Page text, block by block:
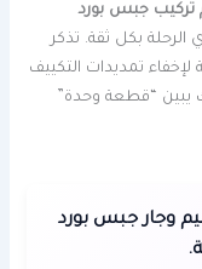
تركيب جبس بورد
الرحلة بكل ثقة. تذكر
تمديدات التكييف
يبين “قطعة وحدة”
وجار جبس بورد